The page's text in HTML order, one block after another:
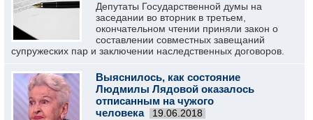
Депутаты Государственной думы на
заседании во вторник в третьем,
окончательном чтении приняли закон о
составлении совместных завещаний
супружеских пар и заключении наследственных договоров.
Выяснилось, как состояние
Людмилы Лядовой оказалось
отписанным на чужого
человека
19.06.2018